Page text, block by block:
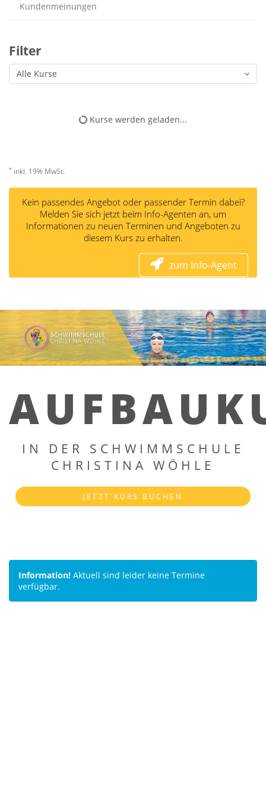
Kundenmeinungen
Filter
Alle Kurse
Kurse werden geladen...
* inkl. 19% MwSt.
Kein passendes Angebot oder passender Termin dabei?
Melden Sie sich jetzt beim Info-Agenten an, um
Informationen zu neuen Terminen und Angeboten zu
diesem Kurs zu erhalten.
zum Info-Agent
IN DER SCHWIMMSCHULE
CHRISTINA WÖHLE
JETZT KURS BUCHEN
Information! Aktuell sind leider keine Termine
verfügbar.